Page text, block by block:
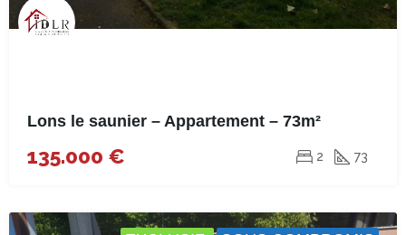
Lons le saunier – Appartement – 73m²
135.000 € 2 73